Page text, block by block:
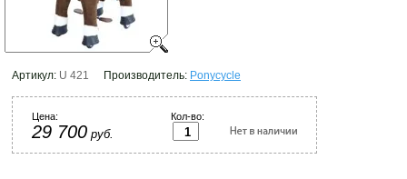
Артикул: U 421 Производитель: Ponycycle
Кол-во:
Цена:
29 700 руб.